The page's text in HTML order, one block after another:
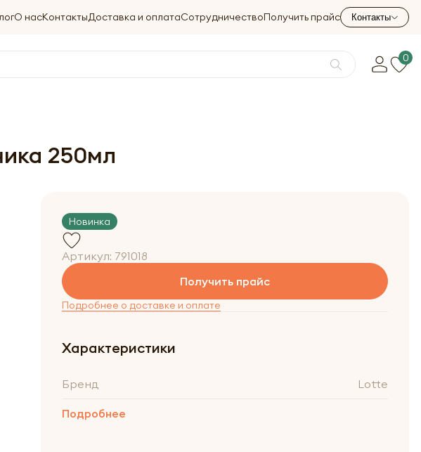
О насКонтактыДоставка и оплатаСотрудничествоПолучить прайс Контакты
0
250мл
Новинка
Артикул: 791018
Получить прайс
Подробнее о доставке и оплате
Характеристики
Бренд Lotte
Подробнее